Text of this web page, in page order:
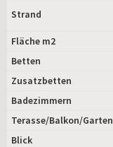
Strand
Fläche m2
Betten
Zusatzbetten
Badezimmern
Terasse/Balkon/Garten
Blick